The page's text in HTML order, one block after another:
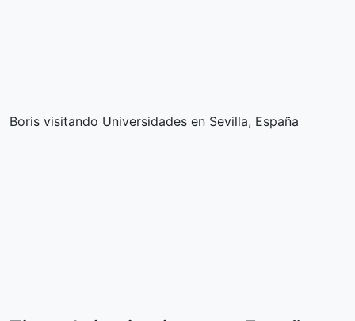
Boris visitando Universidades en Sevilla, España